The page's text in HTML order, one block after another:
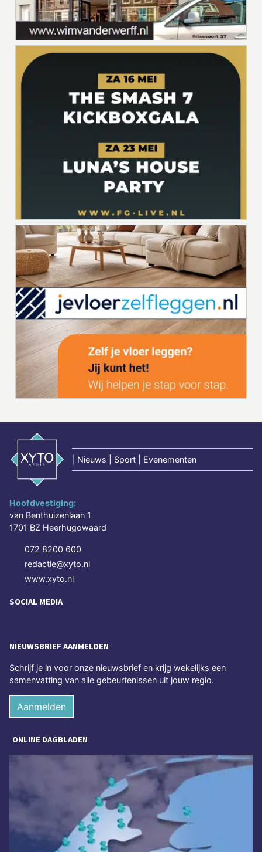
Nieuws | Sport | Evenementen
Hoofdvestiging:
van Benthuizenlaan 1
1701 BZ Heerhugowaard
072 8200 600
redactie@xyto.nl
www.xyto.nl
SOCIAL MEDIA
NIEUWSBRIEF AANMELDEN
Schrijf je in voor onze nieuwsbrief en krijg wekelijks een
samenvatting van alle gebeurtenissen uit jouw regio.
Aanmelden
ONLINE DAGBLADEN